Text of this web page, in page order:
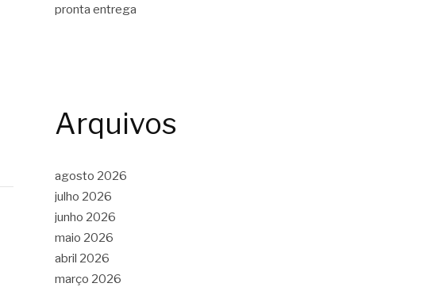
pronta entrega
Arquivos
agosto 2026
julho 2026
junho 2026
maio 2026
abril 2026
março 2026